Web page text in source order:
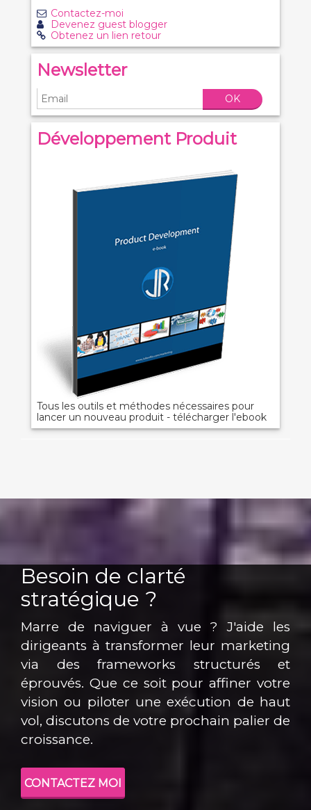
Contactez-moi
Devenez guest blogger
Obtenez un lien retour
Newsletter
OK
Développement Produit
Tous les outils et méthodes nécessaires pour
lancer un nouveau produit - télécharger l'ebook
Besoin de clarté
stratégique ?
Marre de naviguer à vue ? J'aide les
dirigeants à transformer leur marketing
via des frameworks structurés et
éprouvés. Que ce soit pour affiner votre
vision ou piloter une exécution de haut
vol, discutons de votre prochain palier de
croissance.
CONTACTEZ MOI